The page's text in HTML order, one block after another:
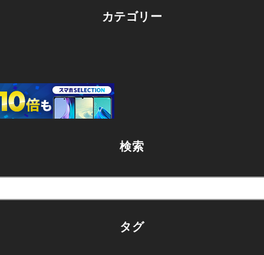
カテゴリー
検索
タグ